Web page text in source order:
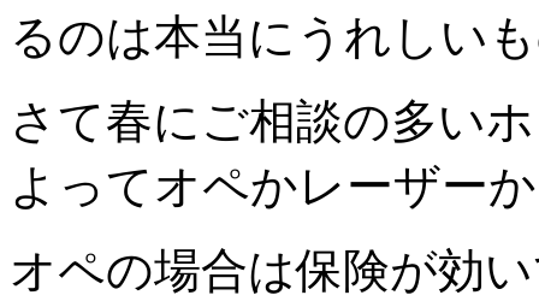
るのは本当にうれしい
さて春にご相談の多い
よってオペかレーザー
オペの場合は保険が効